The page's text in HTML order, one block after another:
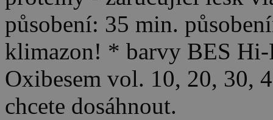
působení: 35 min.
klimazon! * barvy BES
Oxibesem vol. 10, 20, 30,
chcete dosáhnout.